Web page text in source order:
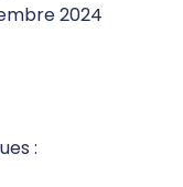
2024
: